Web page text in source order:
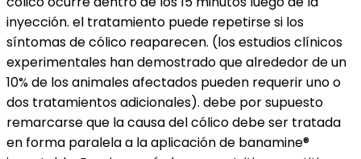
inyección. el tratamiento puede repetirse si los
síntomas de cólico reaparecen. (los estudios clínicos
experimentales han demostrado que alrededor de un
10% de los animales afectados pueden requerir uno o
dos tratamientos adicionales). debe por supuesto
remarcarse que la causa del cólico debe ser tratada
en forma paralela a la aplicación de banamine®